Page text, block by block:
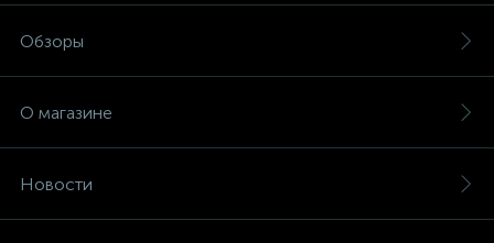
Обзоры
О магазине
Новости